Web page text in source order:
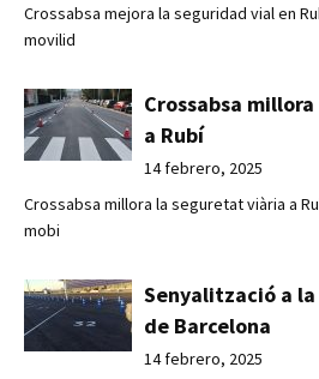
Crossabsa mejora la seguridad vial en
movilid
Crossabsa
a Rubí
14 febrero, 2025
Crossabsa millora la seguretat viària a
mobi
Senyalització a
de Barcelona
14 febrero, 2025